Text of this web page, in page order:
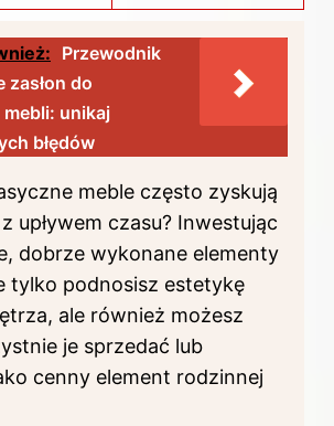
Przewodnik
zasłon do
unikaj
błędów
meble często zyskują
upływem czasu? Inwestując
dobrze wykonane elementy
tylko podnosisz estetykę
ale również możesz
je sprzedać lub
cenny element rodzinnej